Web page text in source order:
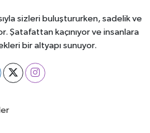
sizleri buluştururken, sadelik ve
Şatafattan kaçınıyor ve insanlara
bir altyapı sunuyor.